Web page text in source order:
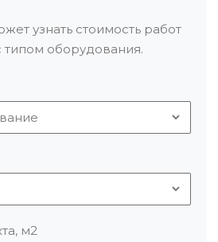
узнать стоимость работ
типом оборудования.
м2